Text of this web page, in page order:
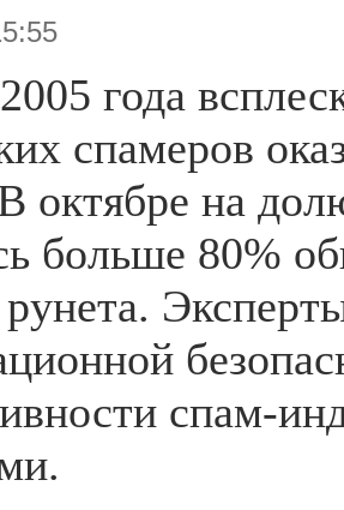
года
спамеров
октябре на
больше 80%
спам-